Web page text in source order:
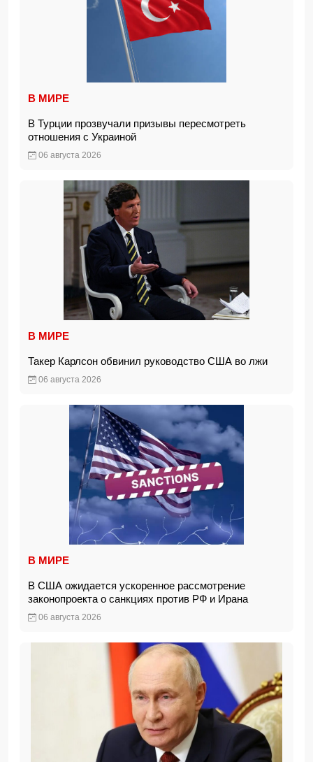
В МИРЕ
В Турции прозвучали призывы пересмотреть
отношения с Украиной
06 августа 2026
В МИРЕ
Такер Карлсон обвинил руководство США во лжи
06 августа 2026
В МИРЕ
В США ожидается ускоренное рассмотрение
законопроекта о санкциях против РФ и Ирана
06 августа 2026